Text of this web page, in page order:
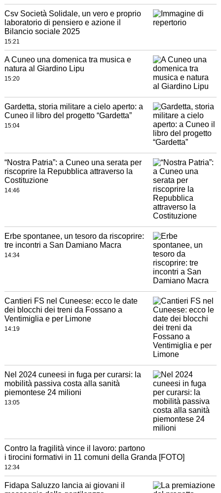
Csv Società Solidale, un vero e proprio
laboratorio di pensiero e azione il
Bilancio sociale 2025
15:21
A Cuneo una domenica tra musica e
natura al Giardino Lipu
15:20
Gardetta, storia militare a cielo aperto: a
Cuneo il libro del progetto “Gardetta”
15:04
“Nostra Patria”: a Cuneo una serata per
riscoprire la Repubblica attraverso la
Costituzione
14:46
Erbe spontanee, un tesoro da riscoprire:
tre incontri a San Damiano Macra
14:34
Cantieri FS nel Cuneese: ecco le date
dei blocchi dei treni da Fossano a
Ventimiglia e per Limone
14:19
Nel 2024 cuneesi in fuga per curarsi: la
mobilità passiva costa alla sanità
piemontese 24 milioni
13:05
Contro la fragilità vince il lavoro: partono
i tirocini formativi in 11 comuni della Granda [FOTO]
12:34
Fidapa Saluzzo lancia ai giovani il